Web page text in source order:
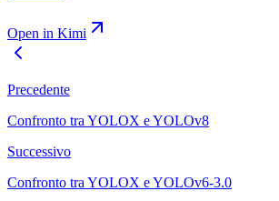
Open in Kimi
Precedente
Confronto tra YOLOX e YOLOv8
Successivo
Confronto tra YOLOX e YOLOv6-3.0